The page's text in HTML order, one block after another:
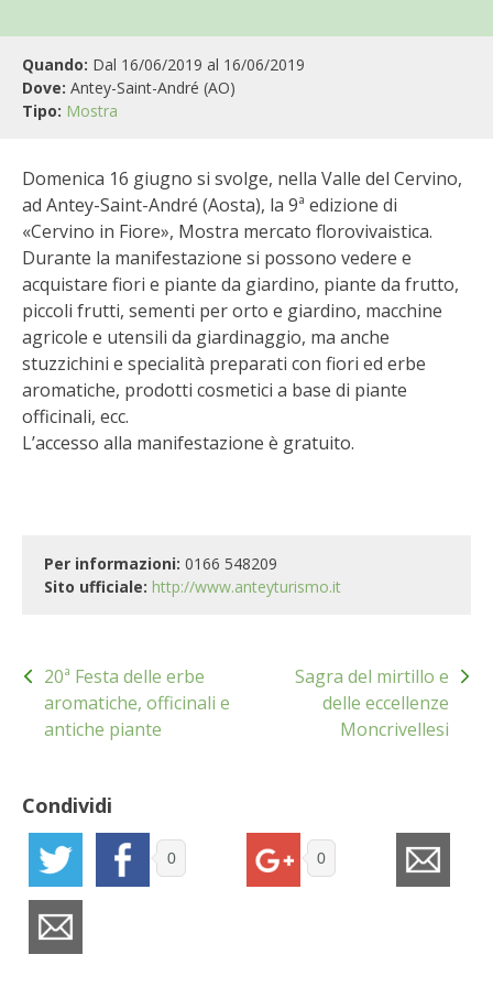
CUCINA
PRODOTTI
FARFALLE DELLA CAMPAGNA
PICCOLO POLLAIO
STORIE DEI LETTORI
CONSERVARE LA FRUTTA
CONSERVE DELL’ORTO
FACEM
BLUMEN
PELLENC
MEDICINA DEI SEMPLICI
COMPO
HUSQVARNA
ZAPI GARDEN
Quando: Dal 16/06/2019 al 16/06/2019
Dove: Antey-Saint-André (AO)
Tipo: Mostra
Domenica 16 giugno si svolge, nella Valle del Cervino,
ad Antey-Saint-André (Aosta), la 9ª edizione di
«Cervino in Fiore», Mostra mercato florovivaistica.
Durante la manifestazione si possono vedere e
acquistare fiori e piante da giardino, piante da frutto,
piccoli frutti, sementi per orto e giardino, macchine
agricole e utensili da giardinaggio, ma anche
stuzzichini e specialità preparati con fiori ed erbe
aromatiche, prodotti cosmetici a base di piante
officinali, ecc.
L’accesso alla manifestazione è gratuito.
Per informazioni: 0166 548209
Sito ufficiale: http://www.anteyturismo.it
articoli
20ª Festa delle erbe
aromatiche, officinali e
antiche piante
Sagra del mirtillo e
delle eccellenze
Moncrivellesi
Condividi
0 0